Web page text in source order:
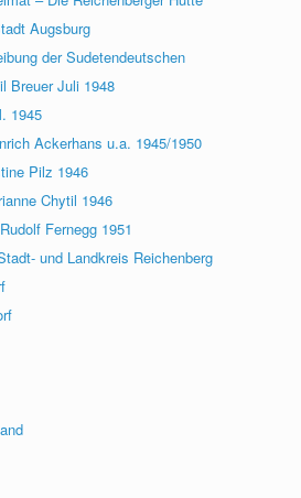
Augsburg
der Sudetendeutschen
Breuer Juli 1948
1945
Ackerhans u.a. 1945/1950
Pilz 1946
Chytil 1946
Fernegg 1951
und Landkreis Reichenberg